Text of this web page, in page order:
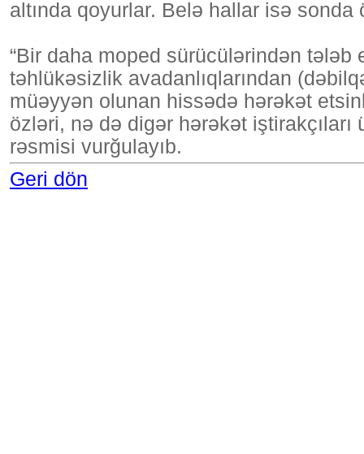
altında qoyurlar. Belə hallar isə
“Bir daha moped sürücülərindən
təhlükəsizlik avadanlıqlarından
müəyyən olunan hissədə hərəkət
özləri, nə də digər hərəkət
rəsmisi vurğulayıb.
Geri dön